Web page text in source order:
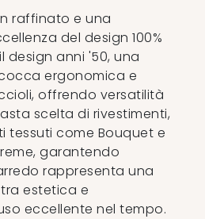
raffinato e una
del design 100%
design anni '50, una
ergonomica e
offrendo versatilità
scelta di rivestimenti,
tessuti come Bouquet e
garantendo
rappresenta una
estetica e
eccellente nel tempo.